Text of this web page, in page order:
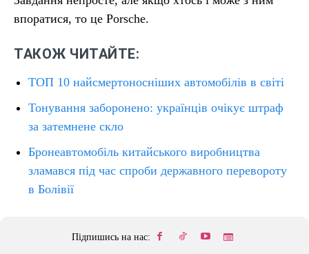
впоратися, то це Porsche.
ТАКОЖ ЧИТАЙТЕ:
ТОП 10 найсмертоносніших автомобілів в світі
Тонування заборонено: українців очікує штраф
за затемнене скло
Бронеавтомобіль китайського виробництва
зламався під час спроби державного перевороту
в Болівії
Підпишись на нас: